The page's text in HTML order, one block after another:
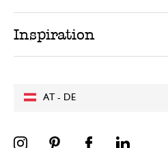
AT - DE
Inspiration